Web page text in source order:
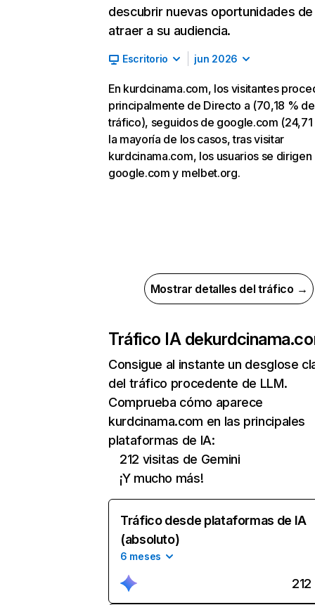
descubrir nuevas oportunidades de
atraer a su audiencia.
Escritorio jun 2026
En kurdcinama.com, los visitantes
principalmente de Directo a (70,18 % de
tráfico), seguidos de google.com (24,71
la mayoría de los casos, tras visitar
kurdcinama.com, los usuarios se dirigen
google.com y melbet.org.
Mostrar detalles del tráfico →
Tráfico IA de
Consigue al instante un desglose
del tráfico procedente de LLM.
Comprueba cómo aparece
kurdcinama.com en las principales
plataformas de IA:
212 visitas de Gemini
¡Y mucho más!
Tráfico desde plataformas de IA
(absoluto)
6 meses
212